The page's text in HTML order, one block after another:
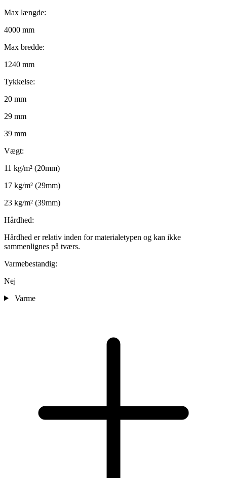
Max længde:
4000 mm
Max bredde:
1240 mm
Tykkelse:
20 mm
29 mm
39 mm
Vægt:
11 kg/m² (20mm)
17 kg/m² (29mm)
23 kg/m² (39mm)
Hårdhed:
Hårdhed er relativ inden for materialetypen og kan ikke
sammenlignes på tværs.
Varmebestandig:
Nej
Varme